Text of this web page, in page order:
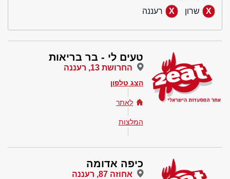
שרון
רעננה
טעים לי - בר בריאות
החרושת 13, רעננה
הצג טלפון
לאתר
המלצות
כיפה אדומה
אחוזה 87, רעננה